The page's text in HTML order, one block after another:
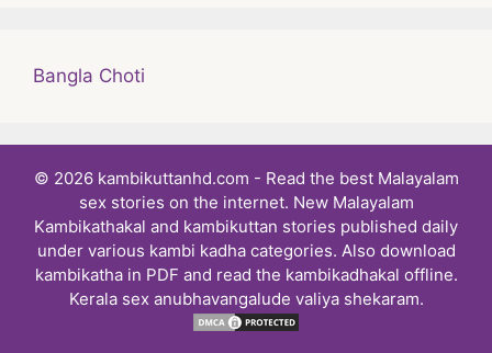
Bangla Choti
© 2026 kambikuttanhd.com - Read the best Malayalam
sex stories on the internet. New Malayalam
Kambikathakal and kambikuttan stories published daily
under various kambi kadha categories. Also download
kambikatha in PDF and read the kambikadhakal offline.
Kerala sex anubhavangalude valiya shekaram.